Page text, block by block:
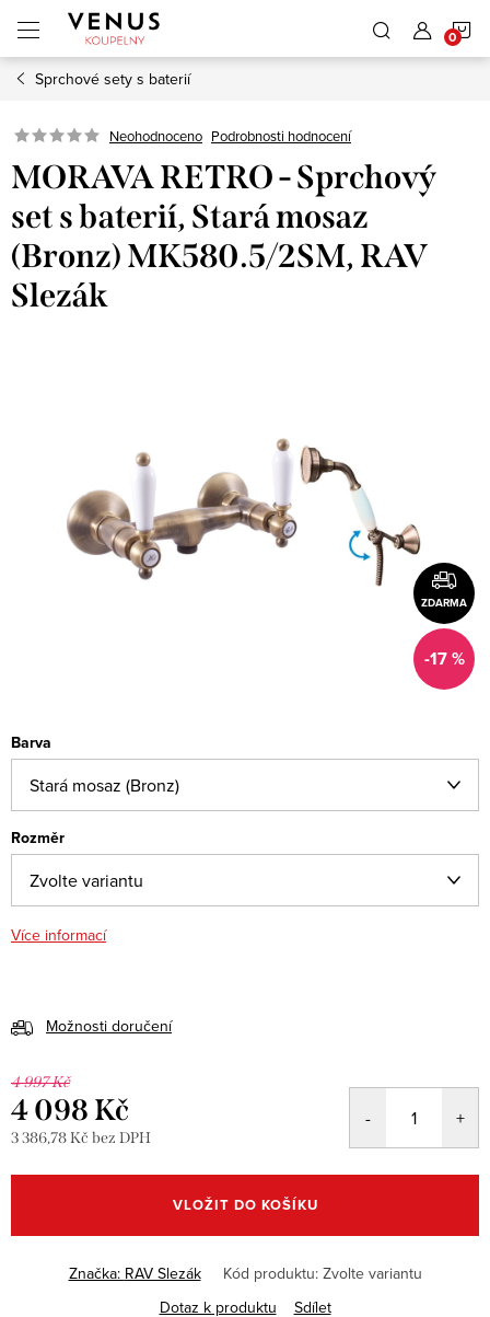
obsah
Sprchové sety s baterií
Neohodnoceno Podrobnosti hodnocení
MORAVA RETRO - Sprchový
set s baterií, Stará mosaz
(Bronz) MK580.5/2SM, RAV
Slezák
ZDARMA
-17 %
Barva
Rozměr
Více informací
Možnosti doručení
4 997 Kč
4 098 Kč
3 386,78 Kč bez DPH
cena:
VLOŽIT DO KOŠÍKU
Značka: RAV Slezák Kód produktu: Zvolte variantu
Dotaz k produktu
Sdílet